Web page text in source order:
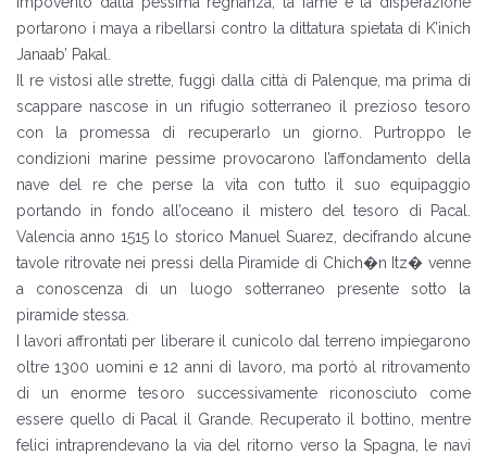
portarono i maya a ribellarsi contro la dittatura spietata di K’inich
Janaab’ Pakal.
Il re vistosi alle strette, fuggì dalla città di Palenque, ma prima di
scappare nascose in un rifugio sotterraneo il prezioso tesoro
con la promessa di recuperarlo un giorno. Purtroppo le
condizioni marine pessime provocarono l’affondamento della
nave del re che perse la vita con tutto il suo equipaggio
portando in fondo all’oceano il mistero del tesoro di Pacal.
Valencia anno 1515 lo storico Manuel Suarez, decifrando alcune
tavole ritrovate nei pressi della Piramide di Chich�n Itz� venne
a conoscenza di un luogo sotterraneo presente sotto la
piramide stessa.
I lavori affrontati per liberare il cunicolo dal terreno impiegarono
oltre 1300 uomini e 12 anni di lavoro, ma portò al ritrovamento
di un enorme tesoro successivamente riconosciuto come
essere quello di Pacal il Grande. Recuperato il bottino, mentre
felici intraprendevano la via del ritorno verso la Spagna, le navi